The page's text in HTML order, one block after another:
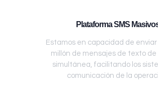
Plataforma SMS
Estamos en capacidad de
millón de mensajes de texto
simultánea, facilitando los
comunicación de la